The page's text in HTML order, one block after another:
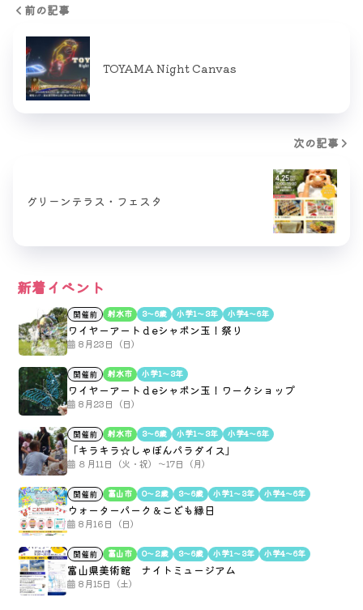
前の記事
TOYAMA Night Canvas
次の記事
グリーンテラス・フェスタ
新着イベント
開催前 射水市 3〜6歳 小学1〜3年 小学4〜6年
ワイヤーアートｄeシャボン玉！祭り
8月23日（日）
開催前 射水市 小学1〜3年
ワイヤーアートｄeシャボン玉！ワークショップ
8月23日（日）
開催前 射水市 3〜6歳 小学1〜3年 小学4〜6年
「キラキラ☆しゃぼんパラダイス」
８月11日（火・祝）～17日（月）
開催前 富山市 0〜2歳 3〜6歳 小学1〜3年 小学4〜6年
ウォーターパーク＆こども縁日
8月16日（日）
開催前 富山市 0〜2歳 3〜6歳 小学1〜3年 小学4〜6年
富山県美術館 ナイトミュージアム
8月15日（土）